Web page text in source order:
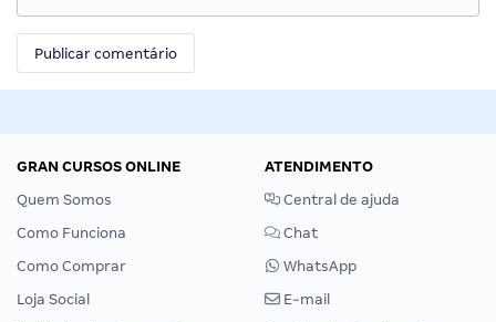
GRAN CURSOS ONLINE
Quem Somos
Como Funciona
Como Comprar
Loja Social
ATENDIMENTO
Central de ajuda
Chat
WhatsApp
E-mail